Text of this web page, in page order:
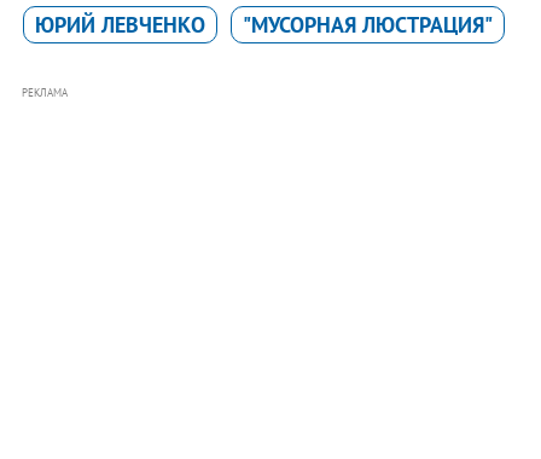
ЮРИЙ ЛЕВЧЕНКО
"МУСОРНАЯ ЛЮСТРАЦИЯ"
РЕКЛАМА